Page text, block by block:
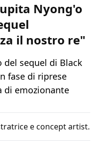
Nyong'o
il nostro re"
del sequel di Black
fase di riprese
di emozionante
e concept artist.